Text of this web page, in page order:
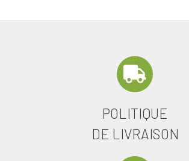
POLITIQUE
DE LIVRAISON